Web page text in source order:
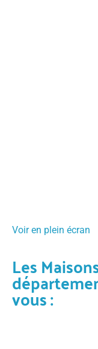
Voir en plein écran
Les
vous :